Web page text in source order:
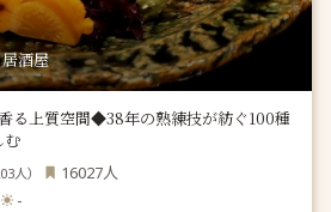
酒屋
る上質空間◆38年の熟練技が紡ぐ100種
む
人） 16027人
-